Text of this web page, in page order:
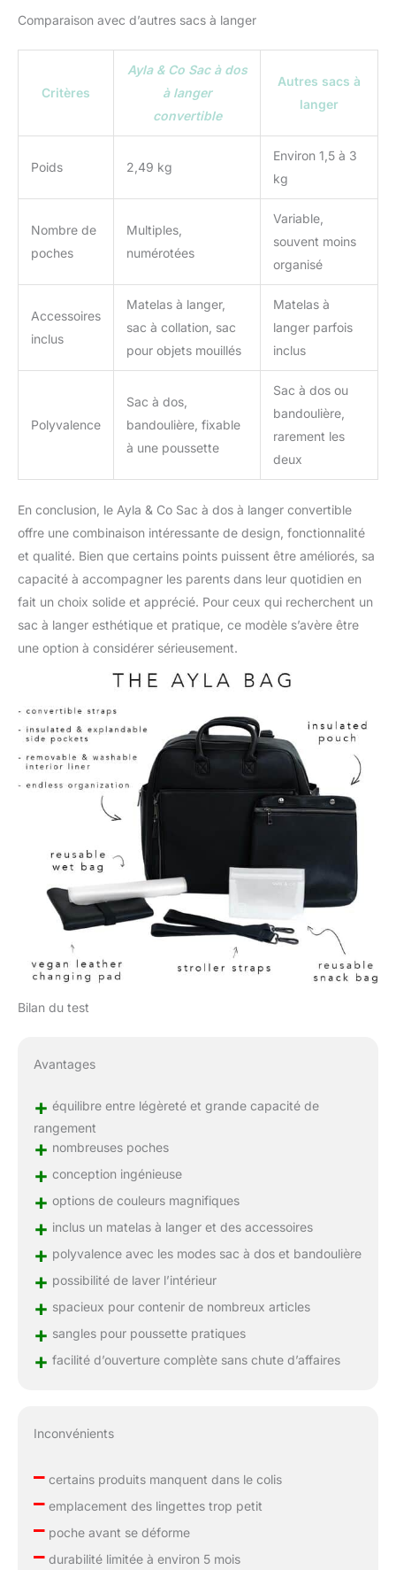
Comparaison avec d’autres sacs à langer
Critères
Ayla & Co Sac à dos
à langer
convertible
Autres sacs à
langer
Poids 2,49 kg
Environ 1,5 à 3
kg
Nombre de
poches
Multiples,
numérotées
Variable,
souvent moins
organisé
Accessoires
inclus
Matelas à langer,
sac à collation, sac
pour objets mouillés
Matelas à
langer parfois
inclus
Polyvalence
Sac à dos,
bandoulière, fixable
à une poussette
Sac à dos ou
bandoulière,
rarement les
deux
En conclusion, le Ayla & Co Sac à dos à langer convertible
offre une combinaison intéressante de design, fonctionnalité
et qualité. Bien que certains points puissent être améliorés, sa
capacité à accompagner les parents dans leur quotidien en
fait un choix solide et apprécié. Pour ceux qui recherchent un
sac à langer esthétique et pratique, ce modèle s’avère être
une option à considérer sérieusement.
Bilan du test
Avantages
+ équilibre entre légèreté et grande capacité de
rangement
+ nombreuses poches
+ conception ingénieuse
+ options de couleurs magnifiques
+ inclus un matelas à langer et des accessoires
+ polyvalence avec les modes sac à dos et bandoulière
+ possibilité de laver l’intérieur
+ spacieux pour contenir de nombreux articles
+ sangles pour poussette pratiques
+ facilité d’ouverture complète sans chute d’affaires
Inconvénients
–certains produits manquent dans le colis
–emplacement des lingettes trop petit
–poche avant se déforme
–durabilité limitée à environ 5 mois